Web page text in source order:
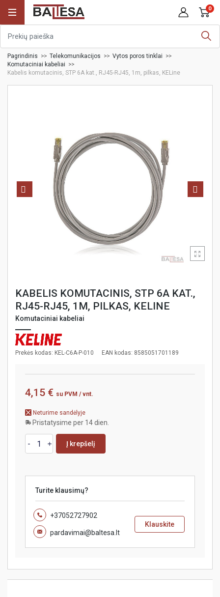
0
Pagrindinis Telekomunikacijos
Vytos poros tinklai
Komutaciniai kabeliai
Kabelis komutacinis, STP 6A kat., RJ45-RJ45, 1m, pilkas, KELine
KABELIS KOMUTACINIS, STP 6A KAT.,
RJ45-RJ45, 1M, PILKAS, KELINE
Komutaciniai kabeliai
Prekės kodas: KEL-C6A-P-010 EAN kodas: 8585051701189
4,15 € su PVM / vnt.
Neturime sandėlyje
Pristatysime per 14 dien.
Į krepšelį
Turite klausimų?
+37052727902
pardavimai@baltesa.lt
Klauskite